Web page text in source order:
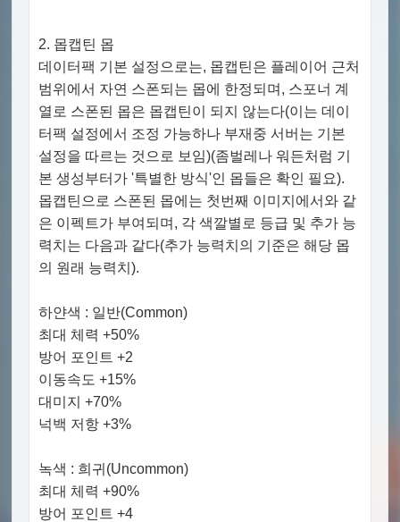
2. 몹캡틴 몹
데이터팩 기본 설정으로는, 몹캡틴은 플레이어 근처
범위에서 자연 스폰되는 몹에 한정되며, 스포너 계
열로 스폰된 몹은 몹캡틴이 되지 않는다(이는 데이
터팩 설정에서 조정 가능하나 부재중 서버는 기본
설정을 따르는 것으로 보임)(좀벌레나 워든처럼 기
본 생성부터가 '특별한 방식'인 몹들은 확인 필요).
몹캡틴으로 스폰된 몹에는 첫번째 이미지에서와 같
은 이펙트가 부여되며, 각 색깔별로 등급 및 추가 능
력치는 다음과 같다(추가 능력치의 기준은 해당 몹
의 원래 능력치).
하얀색 : 일반(Common)
최대 체력 +50%
방어 포인트 +2
이동속도 +15%
대미지 +70%
넉백 저항 +3%
녹색 : 희귀(Uncommon)
최대 체력 +90%
방어 포인트 +4